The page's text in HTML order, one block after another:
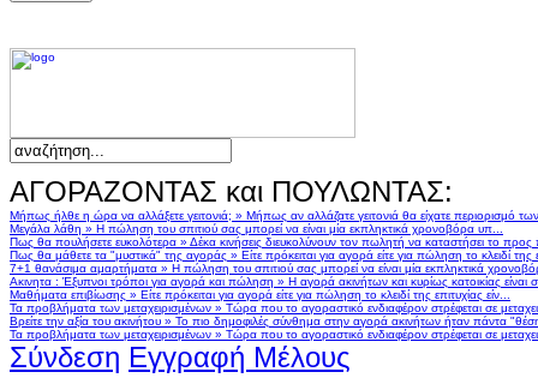
ΑΓΟΡΑΖΟΝΤΑΣ και ΠΟΥΛΩΝΤΑΣ:
Μήπως ήλθε η ώρα να αλλάξετε γειτονιά; » Μήπως αν αλλάζατε γειτονιά θα είχατε περιορισμό
Μεγάλα λάθη » Η πώληση του σπιτιού σας μπορεί να είναι μία εκπληκτικά χρονοβόρα υπ...
Πως θα πουλήσετε ευκολότερα » Δέκα κινήσεις διευκολύνουν τον πωλητή να καταστήσει το
Πως θα μάθετε τα "μυστικά" της αγοράς » Είτε πρόκειται για αγορά είτε για πώληση το κλειδί της
7+1 θανάσιμα αμαρτήματα » Η πώληση του σπιτιού σας μπορεί να είναι μία εκπληκτικά
Ακινητα : Έξυπνοι τρόποι για αγορά και πώληση » Η αγορά ακινήτων και κυρίως κατοικίας
Μαθήματα επιβίωσης » Είτε πρόκειται για αγορά είτε για πώληση το κλειδί της επιτυχίας είν...
Τα προβλήματα των μεταχειρισμένων » Τώρα που το αγοραστικό ενδιαφέρον στρέφεται σε
Βρείτε την αξία του ακινήτου » Το πιο δημοφιλές σύνθημα στην αγορά ακινήτων ήταν πάντα
Τα προβλήματα των μεταχειρισμένων » Τώρα που το αγοραστικό ενδιαφέρον στρέφεται σε
Σύνδεση Εγγραφή Μέλους